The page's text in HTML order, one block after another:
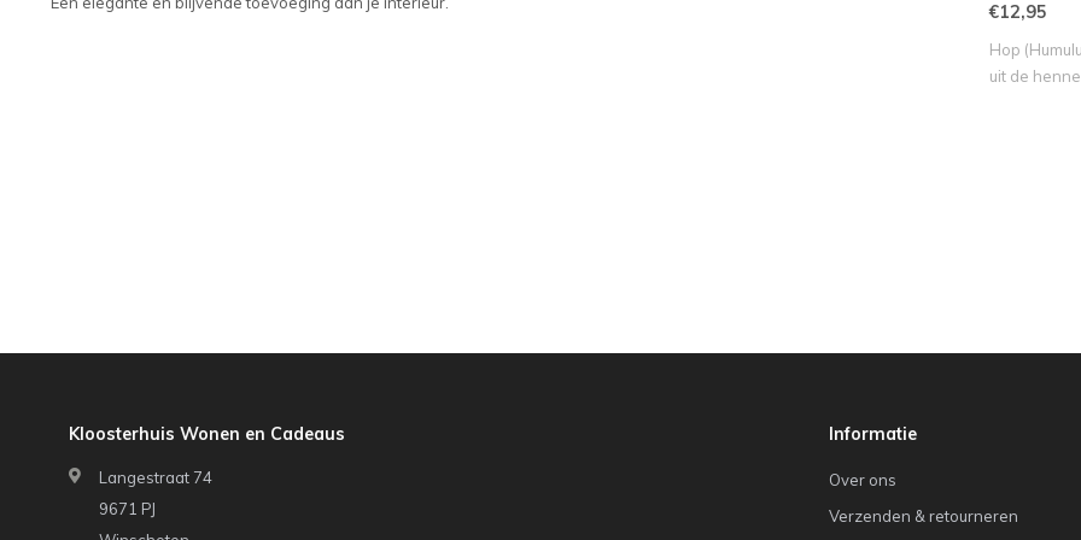
€12,95
Hop
uit de
Kloosterhuis Wonen en Cadeaus
Langestraat 74
9671 PJ
Informatie
Over ons
Verzenden & retourneren